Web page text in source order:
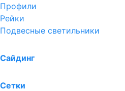
Профили
Рейки
Подвесные светильники
Сайдинг
Сетки